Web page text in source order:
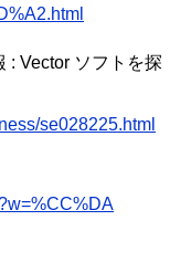
: Vector ソフトを探
se028225.html